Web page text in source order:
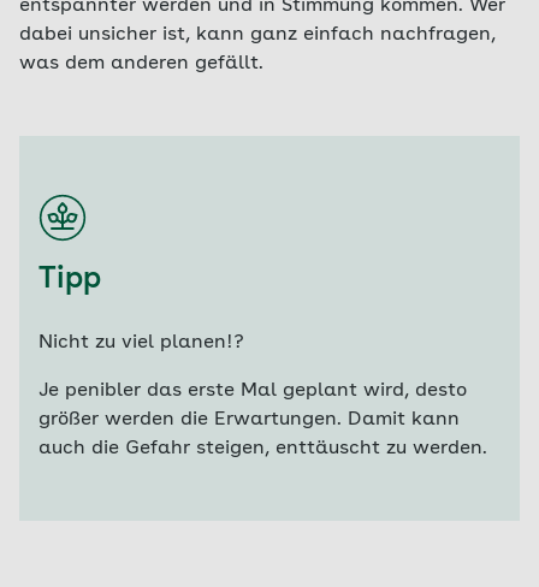
entspannter werden und in Stimmung kommen. Wer
dabei unsicher ist, kann ganz einfach nachfragen,
was dem anderen gefällt.
Tipp
Nicht zu viel planen!?
Je penibler das erste Mal geplant wird, desto
größer werden die Erwartungen. Damit kann
auch die Gefahr steigen, enttäuscht zu werden.